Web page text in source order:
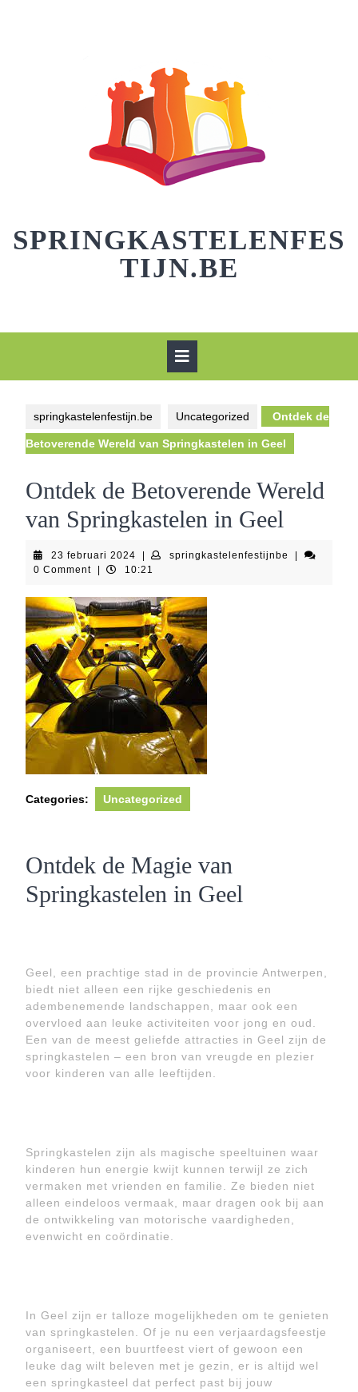
SPRINGKASTELENFES
TIJN.BE
springkastelenfestijn.be Uncategorized Ontdek de
Betoverende Wereld van Springkastelen in Geel
Ontdek de Betoverende Wereld
van Springkastelen in Geel
23 februari 2024 23
februari
springkastelenfestijnbe
0 Comment
10:21
Categories: Uncategorized
Ontdek de Magie van
Springkastelen in Geel
Geel, een prachtige stad in de provincie Antwerpen,
biedt niet alleen een rijke geschiedenis en
adembenemende landschappen, maar ook een
overvloed aan leuke activiteiten voor jong en oud.
Een van de meest geliefde attracties in Geel zijn de
springkastelen – een bron van vreugde en plezier
voor kinderen van alle leeftijden.
Springkastelen zijn als magische speeltuinen waar
kinderen hun energie kwijt kunnen terwijl ze zich
vermaken met vrienden en familie. Ze bieden niet
alleen eindeloos vermaak, maar dragen ook bij aan
de ontwikkeling van motorische vaardigheden,
evenwicht en coördinatie.
In Geel zijn er talloze mogelijkheden om te genieten
van springkastelen. Of je nu een verjaardagsfeestje
organiseert, een buurtfeest viert of gewoon een
leuke dag wilt beleven met je gezin, er is altijd wel
een springkasteel dat perfect past bij jouw